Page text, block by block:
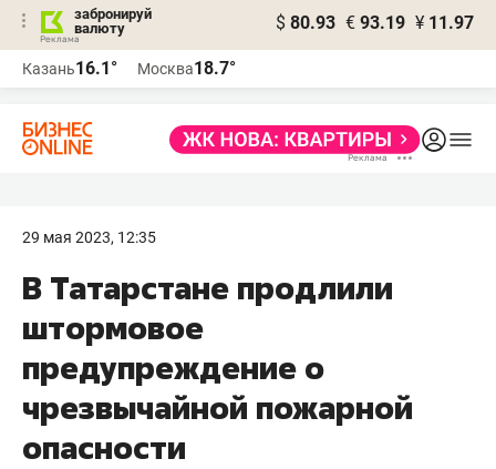
забронируй
валюту
$ 80.93 € 93.19 ¥ 11.97
Казань16.1° Москва18.7°
29 мая 2023, 12:35
В Татарстане продлили
штормовое
предупреждение о
чрезвычайной пожарной
опасности